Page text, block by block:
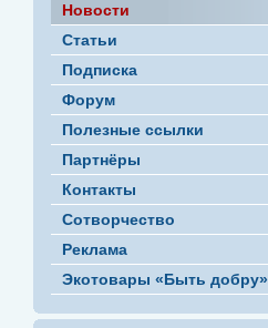
Новости
Статьи
Подписка
Форум
Полезные ссылки
Партнёры
Контакты
Сотворчество
Реклама
Экотовары «Быть добру»